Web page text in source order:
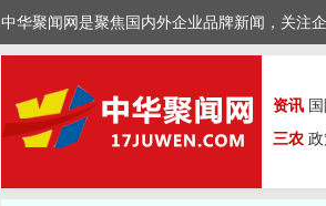
中华聚闻网是聚焦国内外企业品牌新闻，关注
资讯
三农